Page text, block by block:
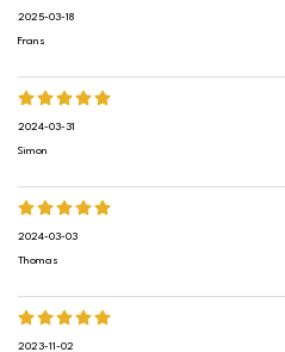
2025-03-18
Frans
2024-03-31
Simon
2024-03-03
Thomas
2023-11-02